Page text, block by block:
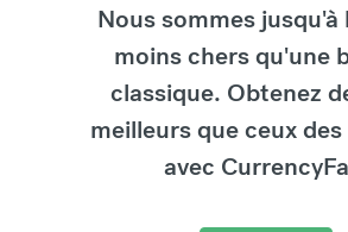
Nous sommes
moins chers qu'une
classique. Obtenez
meilleurs que ceux
avec